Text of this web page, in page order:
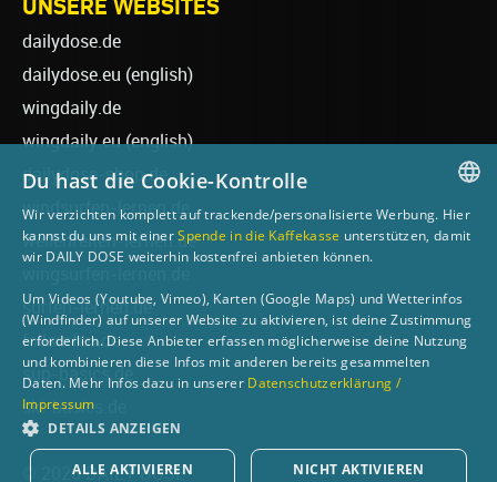
UNSERE WEBSITES
dailydose.de
dailydose.eu (english)
wingdaily.de
wingdaily.eu(english)
dailydose-shop.de
windsurfen-lernen.de
wellenreiten-lernen.de
surfen-lernen.de
foilsurfen.de
sup-basics.de
ski-basics.de
© 2026 DAILY DOSE
GERMAN
Du hast die Cookie-Kontrolle
Wir verzichten komplett auf trackende/personalisierte Werbung. Hier
kannst du uns mit einerSpende in die Kaffekasse unterstützen, damit
wir DAILY DOSE weiterhin kostenfrei anbieten können.
Um Videos (Youtube, Vimeo), Karten (Google Maps) und Wetterinfos
(Windfinder) auf unserer Website zu aktivieren, ist deine Zustimmung
erforderlich. Diese Anbieter erfassen möglicherweise deine Nutzung
und kombinieren diese Infos mit anderen bereits gesammelten
Daten. Mehr Infos dazu in unserer Datenschutzerklärung /
Impressum
DETAILS ANZEIGEN
ALLE AKTIVIEREN NICHT AKTIVIEREN